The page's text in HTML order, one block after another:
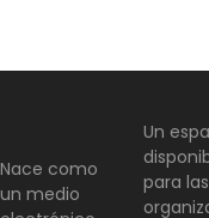
Nace como
un medio
Un
para las